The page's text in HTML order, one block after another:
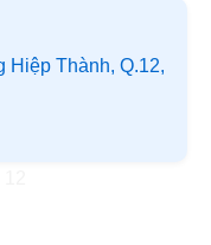
Hiệp Thành, Q.12,